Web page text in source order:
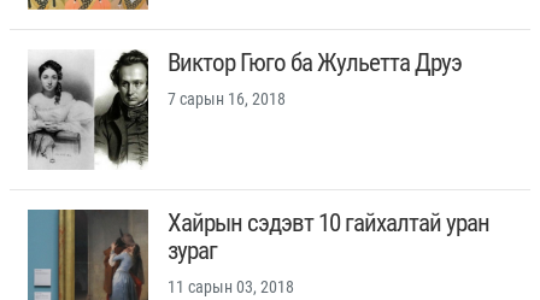
Виктор Гюго ба Жульетта Друэ
7 сарын 16, 2018
Хайрын сэдэвт 10 гайхалтай уран
зураг
11 сарын 03, 2018